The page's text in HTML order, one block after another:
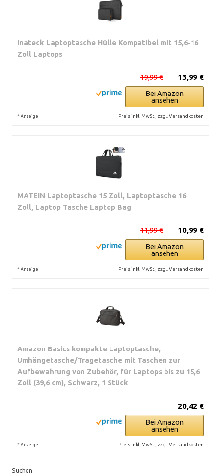
Inateck Laptoptasche Hülle Kompatibel mit 15,6-16
Zoll Laptops
13,99 €
19,99 €
Bei Amazon
ansehen
* Anzeige Preis inkl. MwSt., zzgl. Versandkosten
MATEIN Laptoptasche 15 Zoll, Laptoptasche 16
Zoll, Laptop Tasche Laptop Bag
10,99 €
11,99 €
Bei Amazon
ansehen
* Anzeige Preis inkl. MwSt., zzgl. Versandkosten
Amazon Basics kompakte Laptoptasche,
Umhängetasche/Tragetasche mit Taschen zur
Aufbewahrung von Zubehör, für Laptops bis zu 15,6
Zoll (39,6 cm), Schwarz, 1 Stück
20,42 €
Bei Amazon
ansehen
* Anzeige Preis inkl. MwSt., zzgl. Versandkosten
Suchen